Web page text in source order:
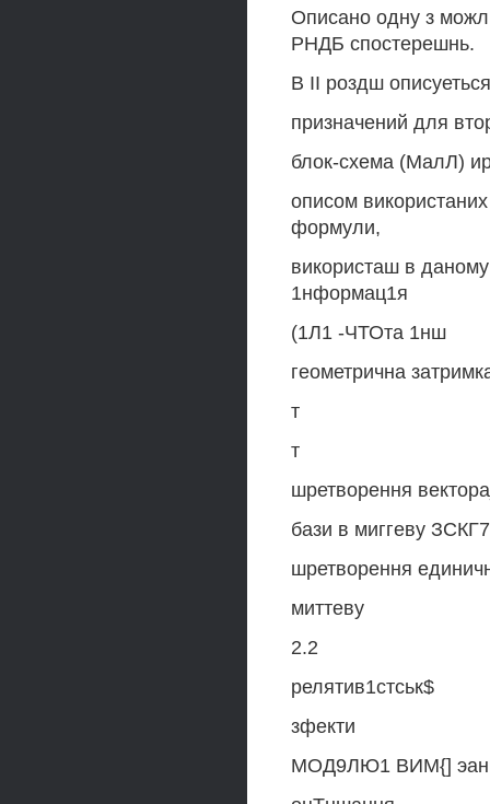
Описано одну з
РНДБ спостерешнь.
В II роздш
призначений для
блок-схема (МалЛ)
описом
формули,
використаш в
1нформац1я
(1Л1 -ЧТОта 1нш
геометрична
т
т
шретворення
бази в миггеву
шретворення
миттеву
2.2
релятив1стськ$
зфекти
МОД9ЛЮ1 ВИМ{]